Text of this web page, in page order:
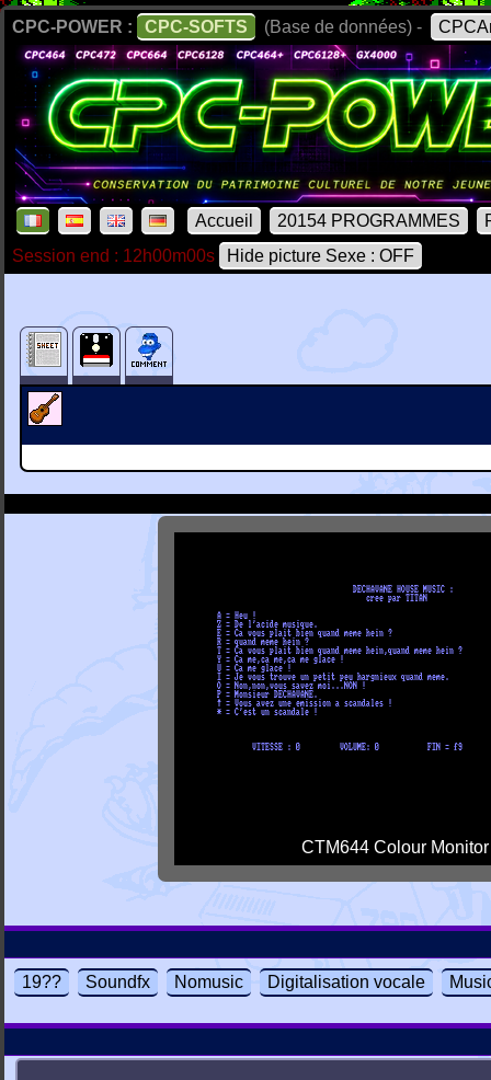
CPC-POWER : CPC-SOFTS (Base de données) -
Accueil 20154 PROGRAMMES
Session end : 12h00m00s
Hide picture Sexe : OFF
CTM644 Colour Monitor
19?? Soundfx Nomusic Digitalisation vocale